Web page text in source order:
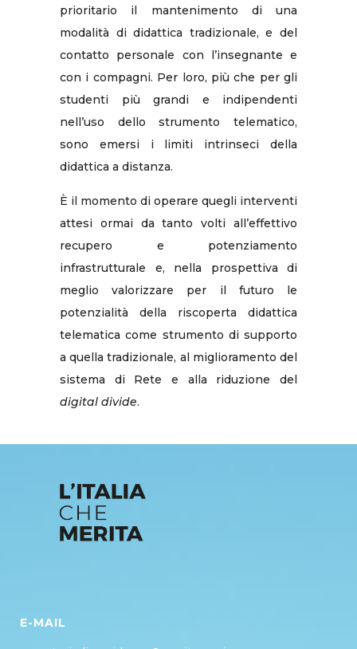
prioritario il mantenimento di una
modalità di didattica tradizionale, e del
contatto personale con l’insegnante e
con i compagni. Per loro, più che per gli
studenti più grandi e indipendenti
nell’uso dello strumento telematico,
sono emersi i limiti intrinseci della
didattica a distanza.
È il momento di operare quegli interventi
attesi ormai da tanto volti all’effettivo
recupero e potenziamento
infrastrutturale e, nella prospettiva di
meglio valorizzare per il futuro le
potenzialità della riscoperta didattica
telematica come strumento di supporto
a quella tradizionale, al miglioramento del
sistema di Rete e alla riduzione del
digital divide.
E-MAIL